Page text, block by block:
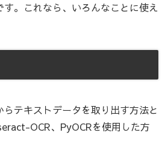
。これなら、いろんなことに使え
テキストデータを取り出す方法と
OCR、PyOCRを使用した方